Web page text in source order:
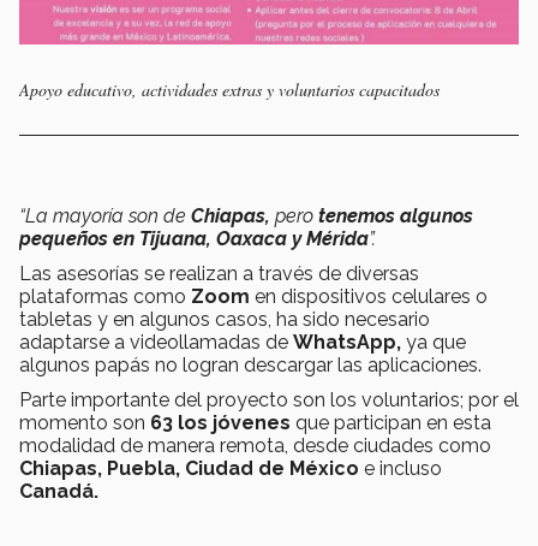
Apoyo educativo, actividades extras y voluntarios capacitados
“La mayoría son de Chiapas, pero tenemos algunos
pequeños en Tijuana, Oaxaca y Mérida”.
Las asesorías se realizan a través de diversas
plataformas como Zoom en dispositivos celulares o
tabletas y en algunos casos, ha sido necesario
adaptarse a videollamadas de WhatsApp, ya que
algunos papás no logran descargar las aplicaciones.
Parte importante del proyecto son los voluntarios; por el
momento son 63 los jóvenes que participan en esta
modalidad de manera remota, desde ciudades como
Chiapas, Puebla, Ciudad de México e incluso
Canadá.